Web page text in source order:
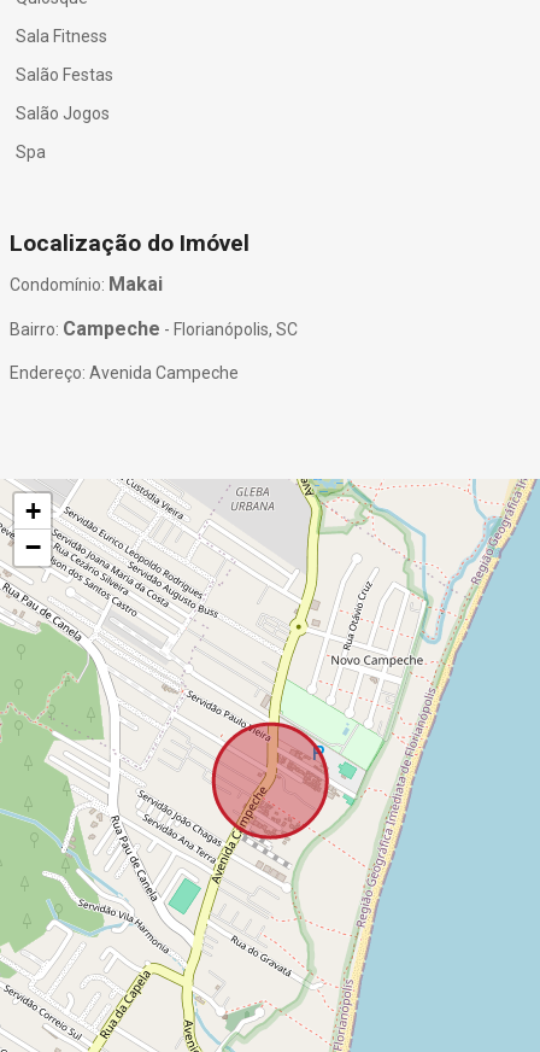
Sala Fitness
Salão Festas
Salão Jogos
Spa
Localização do Imóvel
Condomínio: Makai
Bairro: Campeche - Florianópolis, SC
Endereço: Avenida Campeche
+
−